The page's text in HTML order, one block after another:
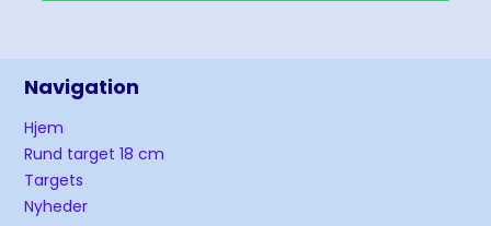
Navigation
Hjem
Rund target 18 cm
Targets
Nyheder